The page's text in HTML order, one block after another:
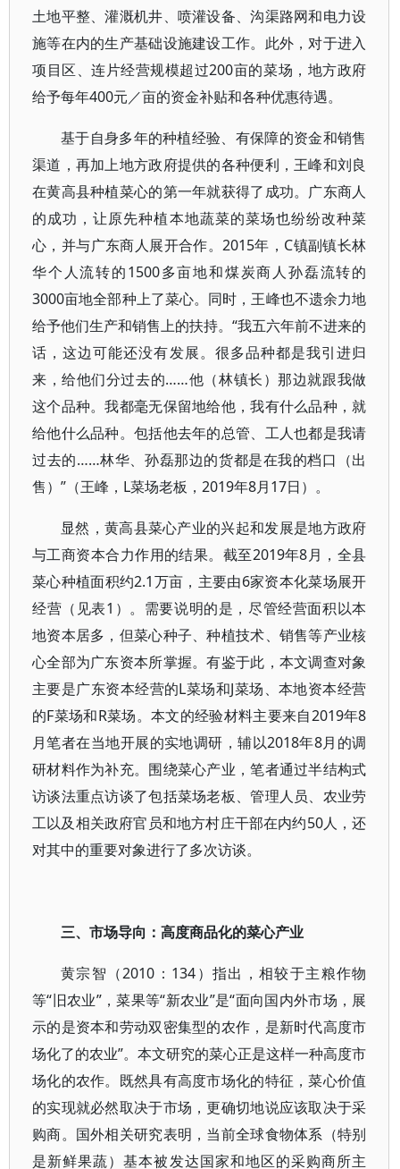
土地平整、灌溉机井、喷灌设备、沟渠路网和电力设
施等在内的生产基础设施建设工作。此外，对于进入
项目区、连片经营规模超过200亩的菜场，地方政府
给予每年400元／亩的资金补贴和各种优惠待遇。
基于自身多年的种植经验、有保障的资金和销售
渠道，再加上地方政府提供的各种便利，王峰和刘良
在黄高县种植菜心的第一年就获得了成功。广东商人
的成功，让原先种植本地蔬菜的菜场也纷纷改种菜
心，并与广东商人展开合作。2015年，C镇副镇长林
华个人流转的1500多亩地和煤炭商人孙磊流转的
3000亩地全部种上了菜心。同时，王峰也不遗余力地
给予他们生产和销售上的扶持。“我五六年前不进来的
话，这边可能还没有发展。很多品种都是我引进归
来，给他们分过去的……他（林镇长）那边就跟我做
这个品种。我都毫无保留地给他，我有什么品种，就
给他什么品种。包括他去年的总管、工人也都是我请
过去的……林华、孙磊那边的货都是在我的档口（出
售）”（王峰，L菜场老板，2019年8月17日）。
显然，黄高县菜心产业的兴起和发展是地方政府
与工商资本合力作用的结果。截至2019年8月，全县
菜心种植面积约2.1万亩，主要由6家资本化菜场展开
经营（见表1）。需要说明的是，尽管经营面积以本
地资本居多，但菜心种子、种植技术、销售等产业核
心全部为广东资本所掌握。有鉴于此，本文调查对象
主要是广东资本经营的L菜场和J菜场、本地资本经营
的F菜场和R菜场。本文的经验材料主要来自2019年8
月笔者在当地开展的实地调研，辅以2018年8月的调
研材料作为补充。围绕菜心产业，笔者通过半结构式
访谈法重点访谈了包括菜场老板、管理人员、农业劳
工以及相关政府官员和地方村庄干部在内约50人，还
对其中的重要对象进行了多次访谈。
三、市场导向：高度商品化的菜心产业
黄宗智（2010：134）指出，相较于主粮作物
等“旧农业”，菜果等“新农业”是“面向国内外市场，展
示的是资本和劳动双密集型的农作，是新时代高度市
场化了的农业”。本文研究的菜心正是这样一种高度市
场化的农作。既然具有高度市场化的特征，菜心价值
的实现就必然取决于市场，更确切地说应该取决于采
购商。国外相关研究表明，当前全球食物体系（特别
是新鲜果蔬）基本被发达国家和地区的采购商所主